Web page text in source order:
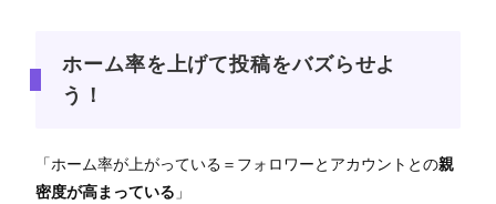
ホーム率を上げて投稿をバズらせよ
う！
「ホーム率が上がっている＝フォロワーとアカウントとの親
密度が高まっている 」